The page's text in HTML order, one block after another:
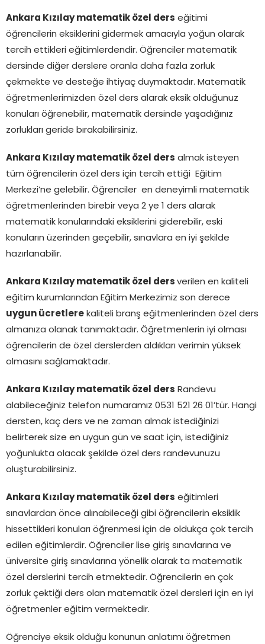
Ankara Kızılay matematik özel ders eğitimi
öğrencilerin eksiklerini gidermek amacıyla yoğun olarak
tercih ettikleri eğitimlerdendir. Öğrenciler matematik
dersinde diğer derslere oranla daha fazla zorluk
çekmekte ve desteğe ihtiyaç duymaktadır. Matematik
öğretmenlerimizden özel ders alarak eksik olduğunuz
konuları öğrenebilir, matematik dersinde yaşadığınız
zorlukları geride bırakabilirsiniz.
Ankara Kızılay matematik özel ders almak isteyen
tüm öğrencilerin özel ders için tercih ettiği Eğitim
Merkezi’ne gelebilir. Öğrenciler en deneyimli matematik
öğretmenlerinden birebir veya 2 ye 1 ders alarak
matematik konularındaki eksiklerini giderebilir, eski
konuların üzerinden geçebilir, sınavlara en iyi şekilde
hazırlanabilir.
Ankara Kızılay matematik özel ders verilen en kaliteli
eğitim kurumlarından Eğitim Merkezimiz son derece
uygun ücretlere kaliteli branş eğitmenlerinden özel ders
almanıza olanak tanımaktadır. Öğretmenlerin iyi olması
öğrencilerin de özel derslerden aldıkları verimin yüksek
olmasını sağlamaktadır.
Ankara Kızılay matematik özel ders Randevu
alabileceğiniz telefon numaramız 0531 521 26 01’tür. Hangi
dersten, kaç ders ve ne zaman almak istediğinizi
belirterek size en uygun gün ve saat için, istediğiniz
yoğunlukta olacak şekilde özel ders randevunuzu
oluşturabilirsiniz.
Ankara Kızılay matematik özel ders eğitimleri
sınavlardan önce alınabileceği gibi öğrencilerin eksiklik
hissettikleri konuları öğrenmesi için de oldukça çok tercih
edilen eğitimlerdir. Öğrenciler lise giriş sınavlarına ve
üniversite giriş sınavlarına yönelik olarak ta matematik
özel derslerini tercih etmektedir. Öğrencilerin en çok
zorluk çektiği ders olan matematik özel dersleri için en iyi
öğretmenler eğitim vermektedir.
Öğrenciye eksik olduğu konunun anlatımı öğretmen